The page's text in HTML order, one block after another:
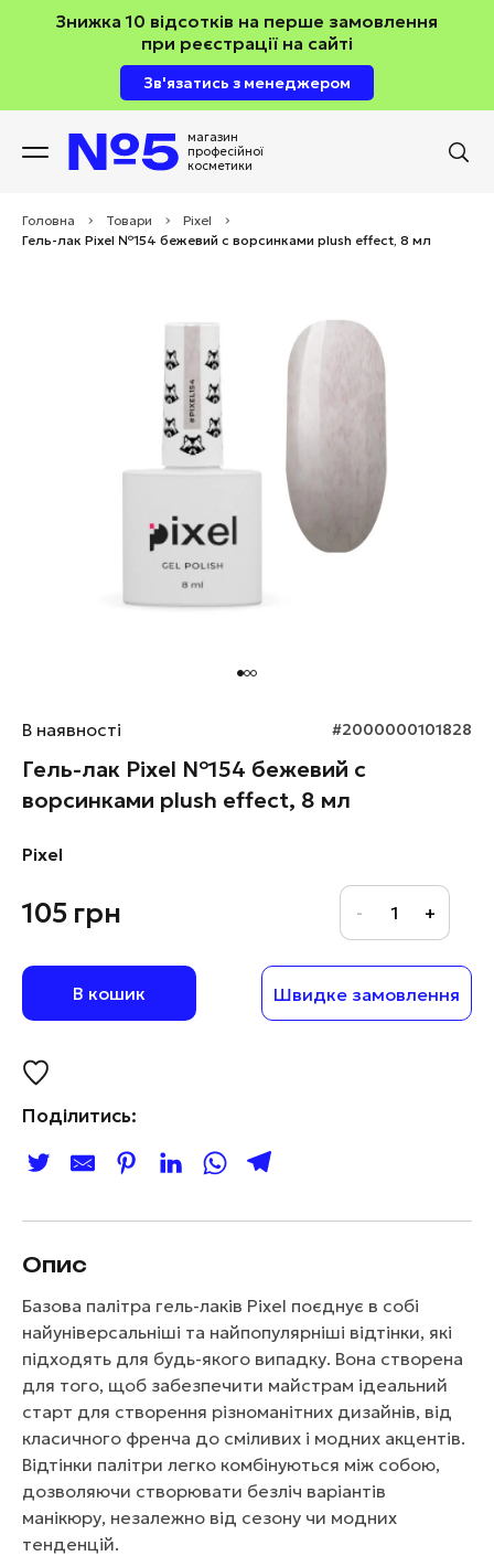
Знижка 10 відсотків на перше замовлення
при реєстрації на сайті
Зв'язатись з менеджером
магазин
професійної
косметики
Головна > Товари > Pixel
>
Гель-лак Pixel №154 бежевий с ворсинками plush effect, 8 мл
В наявності #2000000101828
Гель-лак Pixel №154 бежевий с
ворсинками plush effect, 8 мл
Pixel
105 грн
В кошик Швидке замовлення
Поділитись:
Опис
Базова палітра гель-лаків Pixel поєднує в собі
найуніверсальніші та найпопулярніші відтінки, які
підходять для будь-якого випадку. Вона створена
для того, щоб забезпечити майстрам ідеальний
старт для створення різноманітних дизайнів, від
класичного френча до сміливих і модних акцентів.
Відтінки палітри легко комбінуються між собою,
дозволяючи створювати безліч варіантів
манікюру, незалежно від сезону чи модних
тенденцій.